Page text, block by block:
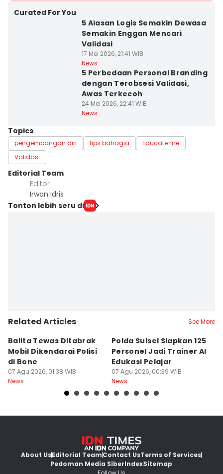
Curated For You
5 Alasan Logis Semakin Dewasa
Semakin Enggan Mencari
Validasi
17 Mei 2026, 21:41 WIB
News
5 Perbedaan Personal Branding
dengan Terobsesi Validasi,
Awas Terkecoh
24 Mei 2026, 22:41 WIB
News
Topics
pengembangan diri tips bahagia
Educate me
Validasi
Editorial Team
Editor
Irwan Idris
Tonton lebih seru di
Related Articles See More
Balita Tewas Ditabrak
Mobil Dikendarai Polisi
di Bone
07 Agu 2026, 01:38 WIB
News
Polda Sulsel Siapkan 125
Personel Jadi Trainer AI
Edukasi Pelajar
07 Agu 2026, 00:39 WIB
News
About UsEditorial TeamContact UsTerms of Services
Pedoman Media SiberIndexSitemap